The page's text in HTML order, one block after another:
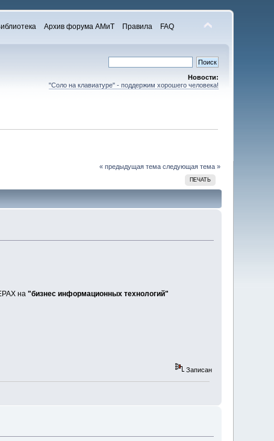
Архив форума АМиТ Правила FAQ
Новости:
"Соло на клавиатуре" - поддержим хорошего человека!
« предыдущая тема следующая тема »
ПЕЧАТЬ
на "бизнес информационных технологий"
Записан